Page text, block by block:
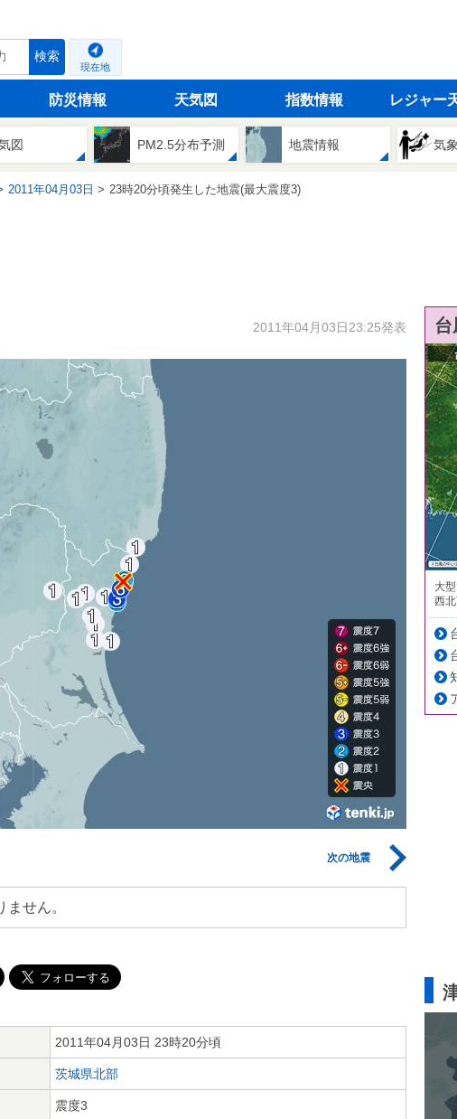
検索
現在地
防災情報 天気図 指数情報 レジャー
図 PM2.5分布予測 地震情報 気
2011年04月03日 23時20分頃発生した地震(最大震度3)
2011年04月03日23:25発表
次の地震
せん。
2011年04月03日 23時20分頃
茨城県北部
震度3
大
西